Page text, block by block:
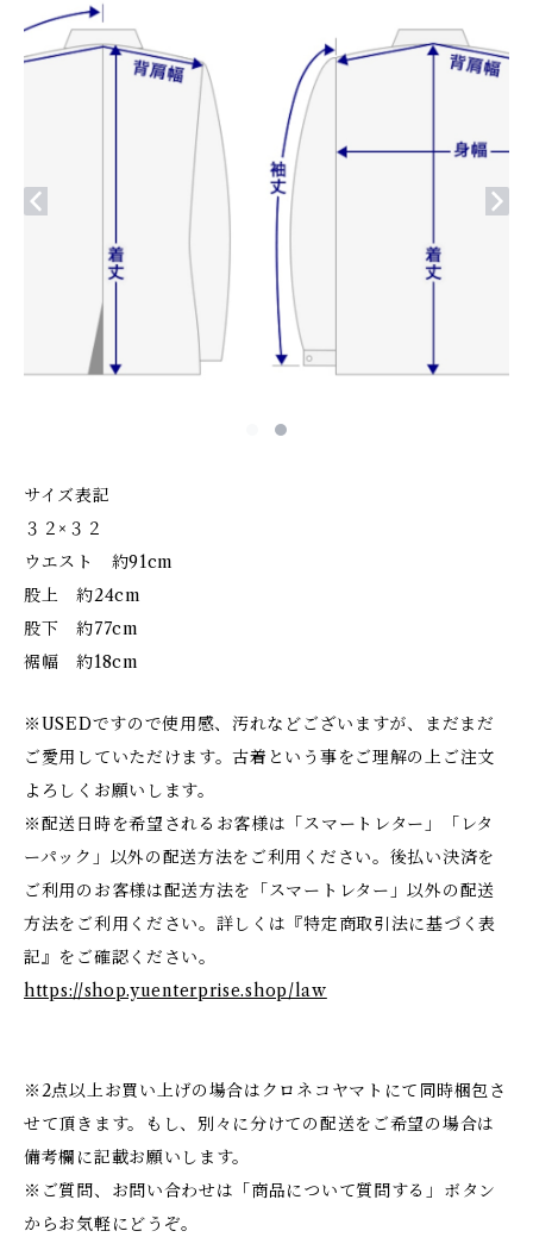
サイズ表記
３２×３２
ウエスト 約91cm
股上 約24cm
股下 約77cm
裾幅 約18cm
※USEDですので使用感、汚れなどございますが、まだまだ
ご愛用していただけます。古着という事をご理解の上ご注文
よろしくお願いします。
※配送日時を希望されるお客様は「スマートレター」「レタ
ーパック」以外の配送方法をご利用ください。後払い決済を
ご利用のお客様は配送方法を「スマートレター」以外の配送
方法をご利用ください。詳しくは『特定商取引法に基づく表
記』をご確認ください。
https://shop.yuenterprise.shop/law
※2点以上お買い上げの場合はクロネコヤマトにて同時梱包さ
せて頂きます。もし、別々に分けての配送をご希望の場合は
備考欄に記載お願いします。
※ご質問、お問い合わせは「商品について質問する」ボタン
からお気軽にどうぞ。